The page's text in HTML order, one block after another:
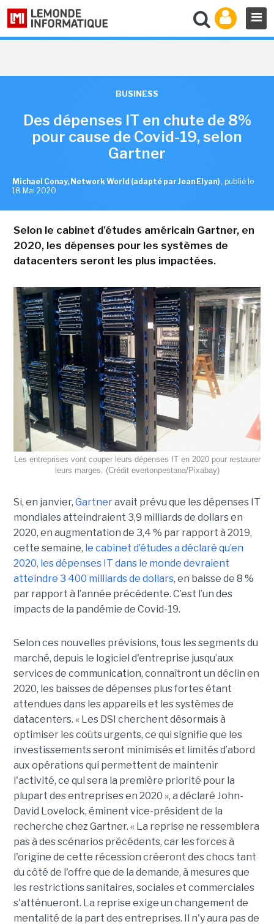
BUSINESS
Des dépenses IT en chute de 8%
pour cause de Covid-19, selon
Gartner
Michael Conay, Network World (adapté par Jean Elyan) , publié le
18 Mai 2020
Selon le cabinet d'études américain Gartner, en
2020, les dépenses pour les systèmes de
datacenters seront les plus impactées.
Les entreprises vont couper leurs dépenses IT en 2020 pour restaurer
leurs marges. (Crédit evertonpestana/Pixabay)
Si, en janvier, Gartneravait prévu que les dépenses IT
mondiales atteindraient 3,9 milliards de dollars en
2020, en augmentation de 3,4 % par rapport à 2019,
cette semaine, le cabinet d’études a déclaré qu’en
2020, les dépenses IT dans le monde devraient
atteindre 3 400 milliards de dollars, en baisse de 8 %
par rapport à l’année précédente. C’est l’un des
impacts de la pandémie de Covid-19.
Selon ces nouvelles prévisions, tous les segments du
marché, depuis le logiciel d'entreprise jusqu’aux
services de communication, connaîtront un déclin en
2020, les baisses de dépenses plus fortes étant
attendues dans les appareils et les systèmes de
datacenters. « Les DSI cherchent désormais à
optimiser les coûts urgents, ce qui signifie que les
investissements seront minimisés et limités d’abord
aux opérations qui permettent de maintenir
l'activité, ce qui sera la première priorité pour la
plupart des entreprises en 2020 », a déclaré John-
David Lovelock, éminent vice-président de la
recherche chez Gartner. « La reprise ne ressemblera
pas à des scénarios précédents, car les forces à
l'origine de cette récession créeront des chocs tant
du côté de l'offre que de la demande, à mesures que
les restrictions sanitaires, sociales et commerciales
s'atténueront. La reprise exige un changement de
mentalité de la part des entreprises. Il n'y aura pas de